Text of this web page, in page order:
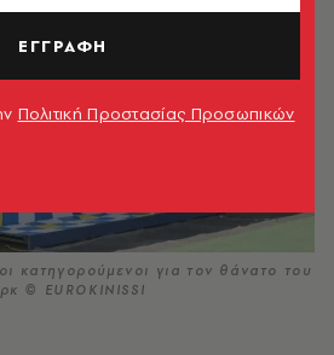
κατηγορούμενοι για τον θάνατο του
© EUROKINISSI
ΕΓΓΡΑΦΗ
Πολιτική Προστασίας Προσωπικών